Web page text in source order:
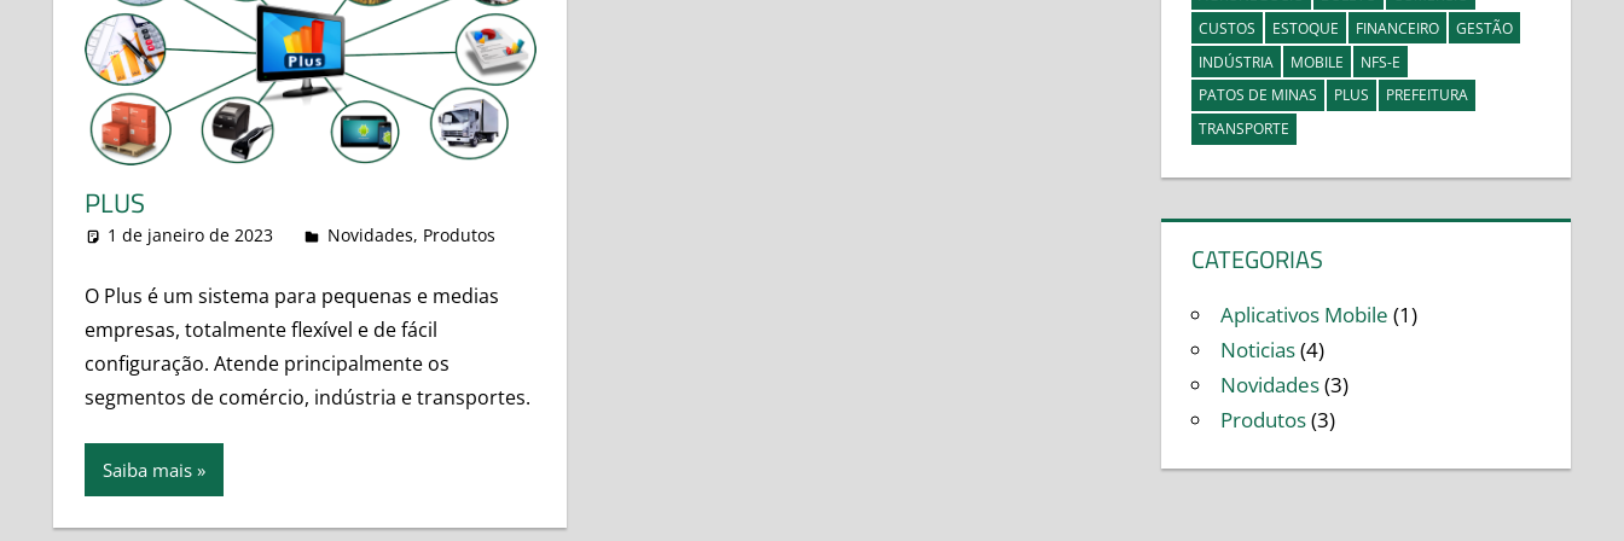
PLUS
1 de janeiro de 2023 leovitor
Novidades, Produtos
O Plus é um sistema para pequenas e medias
empresas, totalmente flexível e de fácil
configuração. Atende principalmente os
segmentos de comércio, indústria e transportes.
Saiba mais
CUSTOS
ESTOQUE FINANCEIRO
GESTÃO
INDÚSTRIA
MOBILE
NFS-E
PATOS DE MINAS
PLUS
PREFEITURA
TRANSPORTE
CATEGORIAS
Aplicativos Mobile (1)
Noticias(4)
Novidades(3)
Produtos(3)